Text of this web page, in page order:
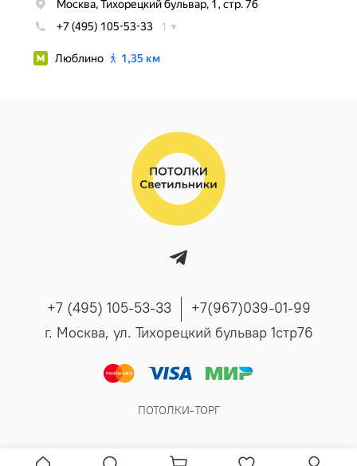
+7 (495) 105-53-33
+7(967)039-01-99
г. Москва, ул. Тихорецкий бульвар 1стр76
ПОТОЛКИ-ТОРГ